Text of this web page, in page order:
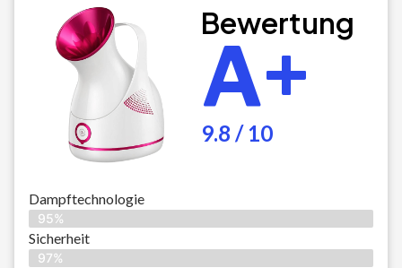
Bewertung
A+
9.8 / 10
Dampftechnologie
95%
Sicherheit
97%